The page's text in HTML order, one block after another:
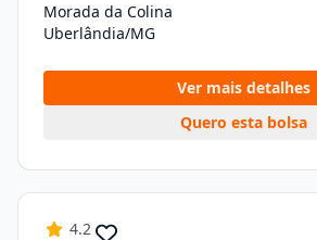
Morada da Colina
Uberlândia/MG
Ver mais detalhes
Quero esta bolsa
4.2